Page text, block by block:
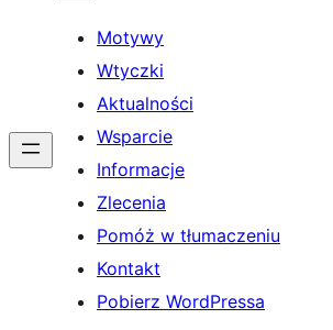
Motywy
Wtyczki
Aktualności
Wsparcie
Informacje
Zlecenia
Pomóż w tłumaczeniu
Kontakt
Pobierz WordPressa